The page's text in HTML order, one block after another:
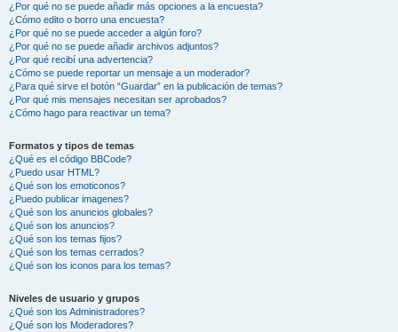
¿Por qué no se puede añadir más opciones a la encuesta?
¿Cómo edito o borro una encuesta?
¿Por qué no se puede acceder a algún foro?
¿Por qué no se puede añadir archivos adjuntos?
¿Por qué recibí una advertencia?
¿Cómo se puede reportar un mensaje a un moderador?
¿Para qué sirve el botón “Guardar” en la publicación de temas?
¿Por qué mis mensajes necesitan ser aprobados?
¿Cómo hago para reactivar un tema?
Formatos y tipos de temas
¿Qué es el código BBCode?
¿Puedo usar HTML?
¿Qué son los emoticonos?
¿Puedo publicar imagenes?
¿Qué son los anuncios globales?
¿Qué son los anuncios?
¿Qué son los temas fijos?
¿Qué son los temas cerrados?
¿Qué son los iconos para los temas?
Niveles de usuario y grupos
¿Qué son los Administradores?
¿Qué son los Moderadores?